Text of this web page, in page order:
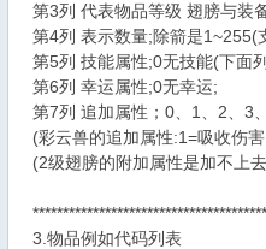
第3列 代表物品等级 翅膀与装
第4列 表示数量;除箭是1~255(
第5列 技能属性;0无技能(下面
第6列 幸运属性;0无幸运;
第7列 追加属性；0、1、2、3
(彩云兽的追加属性:1=吸收伤
(2级翅膀的附加属性是加不上去
3.物品例如代码列表